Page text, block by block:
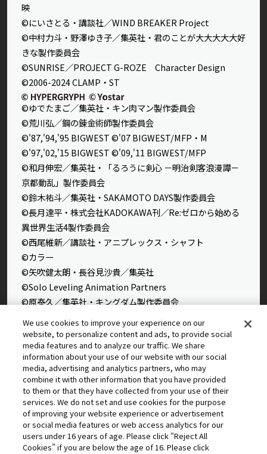
映
©にいさとる・講談社／WIND BREAKER Project
©中村力斗・野澤ゆき子／集英社・君のことが大大大大大好
きな製作委員会
©SUNRISE／PROJECT G-ROZE Character Design
©2006-2024 CLAMP・ST
©ゆでたまご／集英社・キン肉マン製作委員会
©荒川弘／鋼の錬金術師製作委員会
©'87,'94,'95 BIGWEST ©'07 BIGWEST/MFP・M
©'97,'02,'15 BIGWEST ©'09,'11 BIGWEST/MFP
©和月伸宏／集英社・「るろうに剣心 －明治剣客浪漫譚－
京都動乱」製作委員会
©鈴木祐斗／集英社・SAKAMOTO DAYS製作委員会
©長月達平・株式会社KADOKAWA刊／Re:ゼロから始める
異世界生活4製作委員会
©西尾維新／講談社・アニプレックス・シャフト
©カラー
©矢吹健太朗・長谷見沙貴／集英社
©Solo Leveling Animation Partners
©原泰久／集英社・キングダム製作委員会
©石田スイ／集英社・東京喰種：re製作委員会
©外薗健／集英社
©タカヒロ・竹村洋平／集英社・魔防隊広報部
©高橋留美子／小学館・読売テレビ・サンライズ 2009
©藤本タツキ／集英社・ＭＡＰＰＡ
© 2025 MAPPA／チェンソーマンプロジェクト ©藤本タツ
キ／集英社
©星野桂／集英社
©理不尽な孫の手/MFブックス/「無職転生Ⅲ」製作委員会
We use cookies to improve your experience on our
website, to personalize content and ads, to provide social
media features and to analyze our traffic. We share
information about your use of our website with our social
media, advertising and analytics partners, who may
combine it with other information that you have provided
to them or that they have collected from your use of their
services. We do not set and use cookies for the purpose
of improving your website experience or advertisement
or social media features or web access analytics for our
users under 16 years of age. Please click “Reject All
Cookies” if you are below the age of 16. Please click